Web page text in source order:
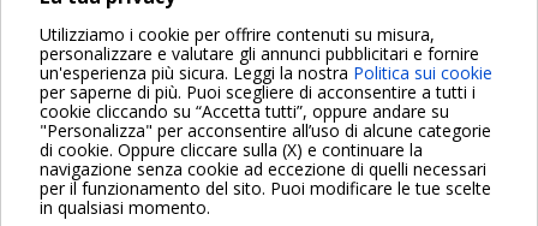
Utilizziamo i cookie per offrire contenuti su misura,
personalizzare e valutare gli annunci pubblicitari e fornire
un'esperienza più sicura. Leggi la nostra Politica sui cookie
per saperne di più. Puoi scegliere di acconsentire a tutti i
cookie cliccando su “Accetta tutti”, oppure andare su
"Personalizza" per acconsentire all’uso di alcune categorie
di cookie. Oppure cliccare sulla (X) e continuare la
navigazione senza cookie ad eccezione di quelli necessari
per il funzionamento del sito. Puoi modificare le tue scelte
in qualsiasi momento.
Share on:
Per maggiori informazioni consulta anche le Domande più
Frequenti
VAI ALLA PAGINA FAQ